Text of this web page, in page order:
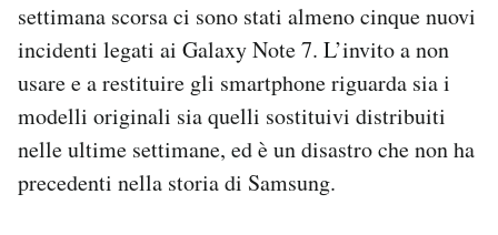
settimana scorsa ci sono stati almeno cinque nuovi
incidenti legati ai Galaxy Note 7. L’invito a non
usare e a restituire gli smartphone riguarda sia i
modelli originali sia quelli sostituivi distribuiti
nelle ultime settimane, ed è un disastro che non ha
precedenti nella storia di Samsung.